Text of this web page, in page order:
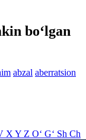
bo‘lgan
abzal aberratsion
X Y Z O‘ G‘ Sh Ch